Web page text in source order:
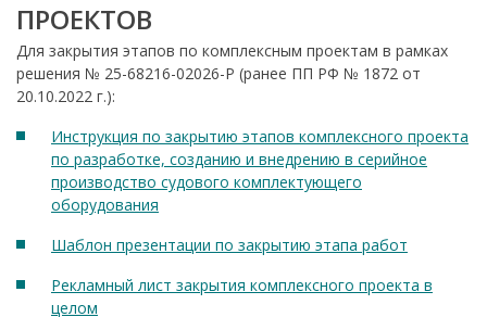
ПРОЕКТОВ
Для закрытия этапов по комплексным проектам в рамках
решения № 25-68216-02026-Р (ранее ПП РФ № 1872 от
20.10.2022 г.):
Инструкция по закрытию этапов комплексного проекта
по разработке, созданию и внедрению в серийное
производство судового комплектующего
оборудования
Шаблон презентации по закрытию этапа работ
Рекламный лист закрытия комплексного проекта в
целом